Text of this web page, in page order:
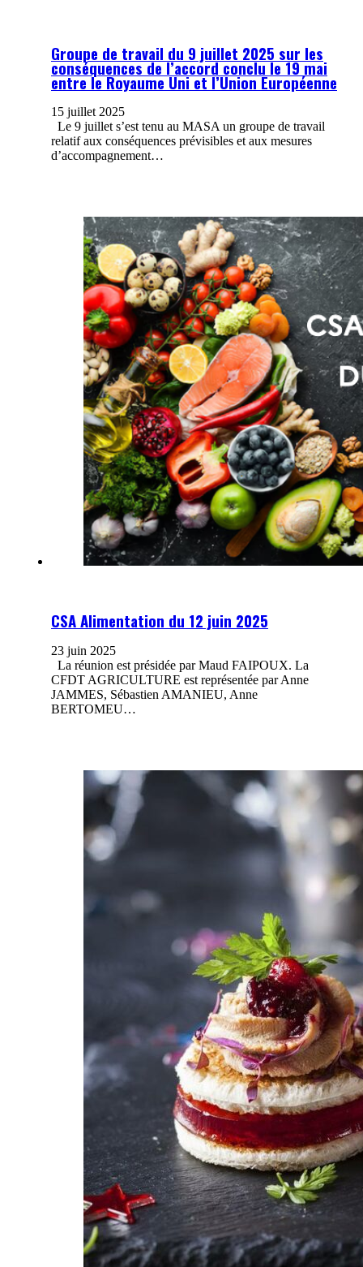
Groupe de travail du 9 juillet 2025 sur les
conséquences de l’accord conclu le 19 mai
entre le Royaume Uni et l’Union Européenne
15 juillet 2025
Le 9 juillet s’est tenu au MASA un groupe de travail
relatif aux conséquences prévisibles et aux mesures
d’accompagnement…
CSA Alimentation du 12 juin 2025
23 juin 2025
La réunion est présidée par Maud FAIPOUX. La
CFDT AGRICULTURE est représentée par Anne
JAMMES, Sébastien AMANIEU, Anne
BERTOMEU…